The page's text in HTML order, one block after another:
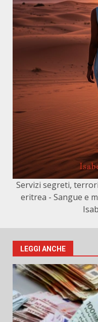
Servizi segreti,
eritrea - Sangue e
LEGGI ANCHE